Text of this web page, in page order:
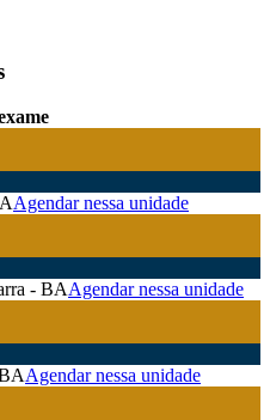
Agendar nessa unidade
- BAAgendar nessa unidade
Agendar nessa unidade